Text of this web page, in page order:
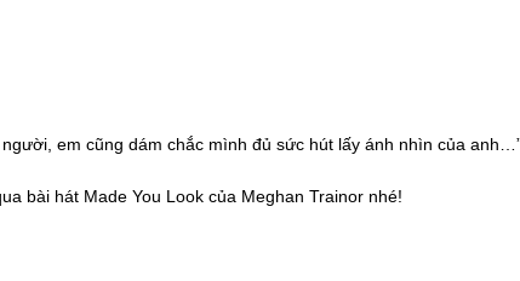
em cũng dám chắc mình đủ sức hút lấy ánh nhìn của
bài hát Made You Look của Meghan Trainor nhé!